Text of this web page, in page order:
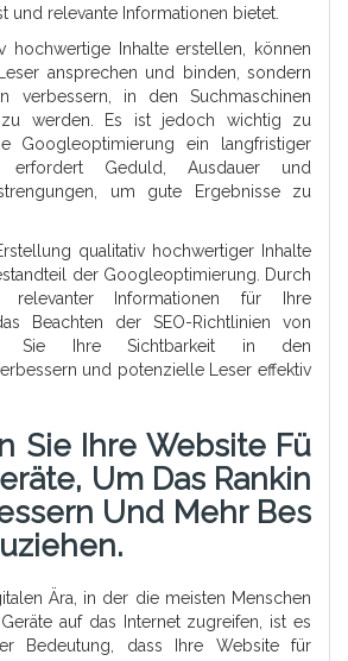
und relevante Informationen bietet.
hochwertige Inhalte erstellen, können
ansprechen und binden, sondern
verbessern, in den Suchmaschinen
werden. Es ist jedoch wichtig zu
Googleoptimierung ein langfristiger
Geduld, Ausdauer und
um gute Ergebnisse zu
qualitativ hochwertiger Inhalte
der Googleoptimierung. Durch
relevanter Informationen für Ihre
Beachten der SEO-Richtlinien von
Sie Ihre Sichtbarkeit in den
und potenzielle Leser effektiv
Sie Ihre Website Fü
Um Das Rankin
Und Mehr Bes
Ära, in der die meisten Menschen
auf das Internet zugreifen, ist es
Bedeutung, dass Ihre Website für